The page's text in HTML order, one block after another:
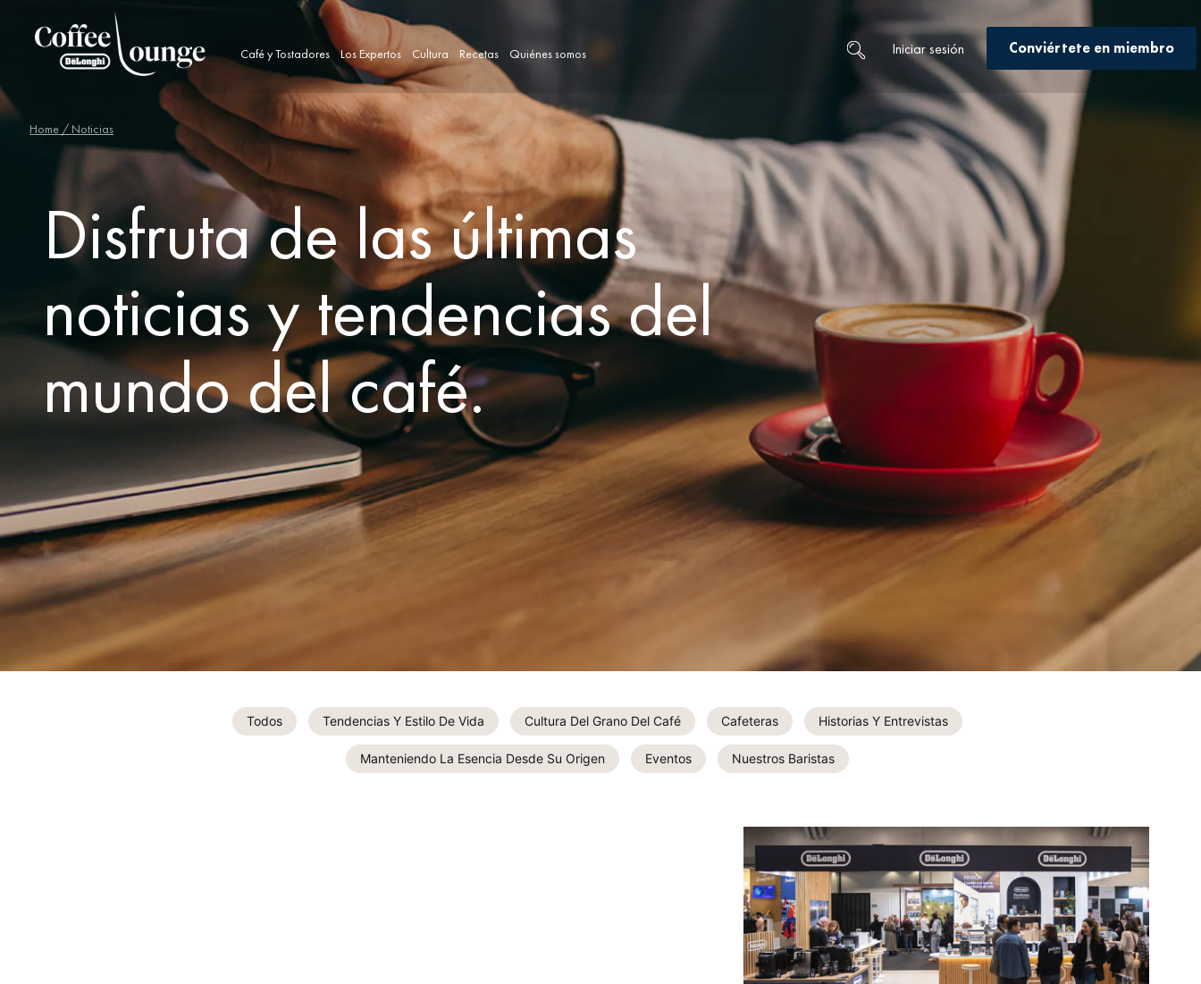
Café y Tostadores Los Expertos Cultura Recetas Quiénes somos Iniciar sesión Conviértete en miembro
Home / Noticias
Disfruta de las últimas
noticias y tendencias del
mundo del café.
Todos Tendencias Y Estilo De Vida Cultura Del Grano Del Café Cafeteras Historias Y Entrevistas
Manteniendo La Esencia Desde Su Origen Eventos Nuestros Baristas